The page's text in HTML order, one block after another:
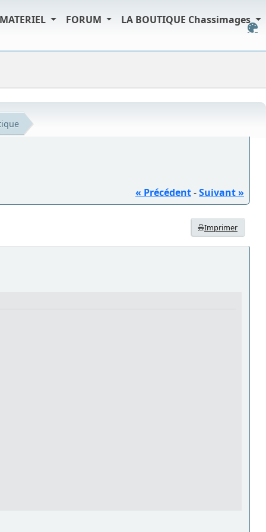
FORUM LA BOUTIQUE Chassimages
« Précédent-Suivant »
Imprimer